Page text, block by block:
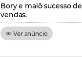
Bory e maiô sucesso de
vendas.
Ver anúncio